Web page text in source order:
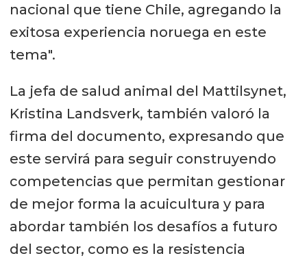
nacional que tiene Chile, agregando la
exitosa experiencia noruega en este
tema".
La jefa de salud animal del Mattilsynet,
Kristina Landsverk, también valoró la
firma del documento, expresando que
este servirá para seguir construyendo
competencias que permitan gestionar
de mejor forma la acuicultura y para
abordar también los desafíos a futuro
del sector, como es la resistencia